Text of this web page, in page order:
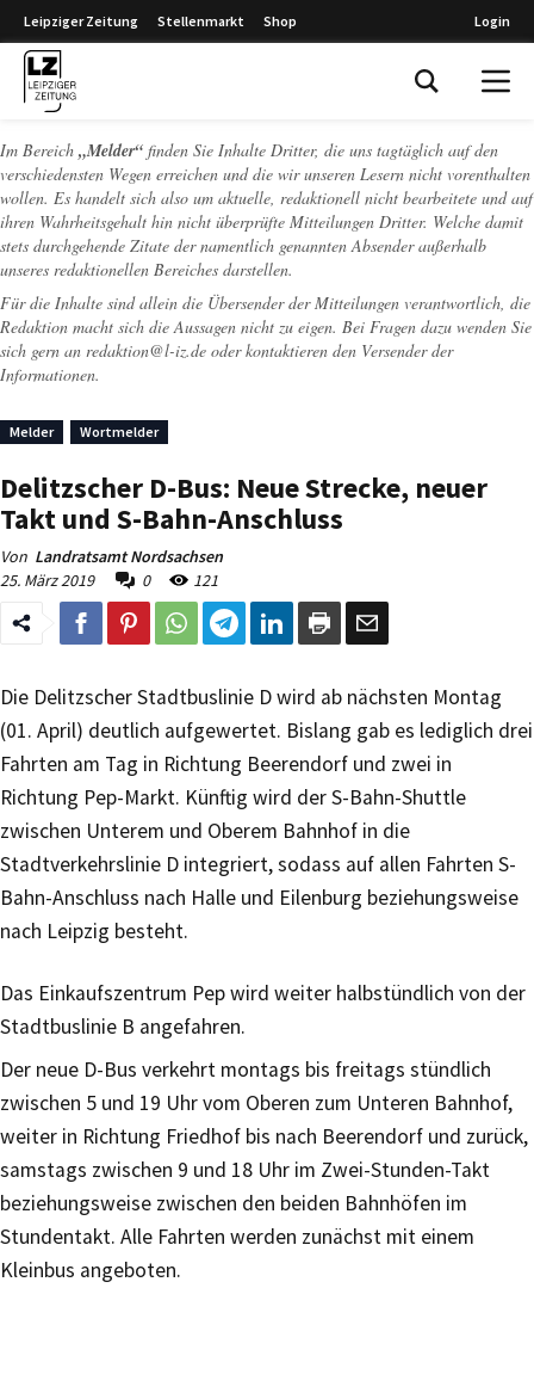
Leipziger Zeitung Stellenmarkt Shop Login
Im Bereich „Melder“ finden Sie Inhalte Dritter, die uns tagtäglich auf den
verschiedensten Wegen erreichen und die wir unseren Lesern nicht vorenthalten
wollen. Es handelt sich also um aktuelle, redaktionell nicht bearbeitete und auf
ihren Wahrheitsgehalt hin nicht überprüfte Mitteilungen Dritter. Welche damit
stets durchgehende Zitate der namentlich genannten Absender außerhalb
unseres redaktionellen Bereiches darstellen.
Für die Inhalte sind allein die Übersender der Mitteilungen verantwortlich, die
Redaktion macht sich die Aussagen nicht zu eigen. Bei Fragen dazu wenden Sie
sich gern an redaktion@l-iz.de oder kontaktieren den Versender der
Informationen.
Melder Wortmelder
Delitzscher D-Bus: Neue Strecke, neuer
Takt und S-Bahn-Anschluss
Von Landratsamt Nordsachsen
25. März 2019
0 121
Die Delitzscher Stadtbuslinie D wird ab nächsten Montag
(01. April) deutlich aufgewertet. Bislang gab es lediglich drei
Fahrten am Tag in Richtung Beerendorf und zwei in
Richtung Pep-Markt. Künftig wird der S-Bahn-Shuttle
zwischen Unterem und Oberem Bahnhof in die
Stadtverkehrslinie D integriert, sodass auf allen Fahrten S-
Bahn-Anschluss nach Halle und Eilenburg beziehungsweise
nach Leipzig besteht.
Das Einkaufszentrum Pep wird weiter halbstündlich von der
Stadtbuslinie B angefahren.
Der neue D-Bus verkehrt montags bis freitags stündlich
zwischen 5 und 19 Uhr vom Oberen zum Unteren Bahnhof,
weiter in Richtung Friedhof bis nach Beerendorf und zurück,
samstags zwischen 9 und 18 Uhr im Zwei-Stunden-Takt
beziehungsweise zwischen den beiden Bahnhöfen im
Stundentakt. Alle Fahrten werden zunächst mit einem
Kleinbus angeboten.